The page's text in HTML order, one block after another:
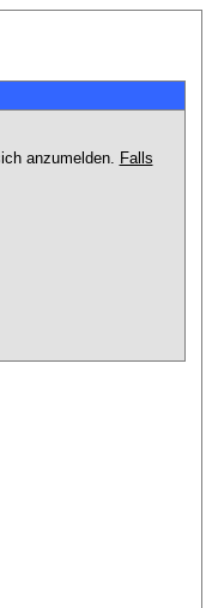
anzumelden. Falls